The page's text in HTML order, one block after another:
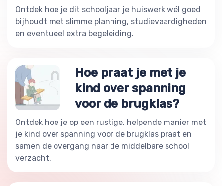
Ontdek hoe je dit schooljaar je huiswerk wél goed
bijhoudt met slimme planning, studievaardigheden
en eventueel extra begeleiding.
Hoe praat je met je
kind over spanning
voor de brugklas?
Ontdek hoe je op een rustige, helpende manier met
je kind over spanning voor de brugklas praat en
samen de overgang naar de middelbare school
verzacht.